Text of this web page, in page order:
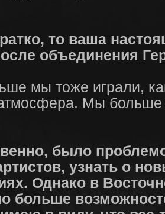
то ваша
объединения
мы тоже играли,
Мы больше
было
узнать о
Однако в
больше